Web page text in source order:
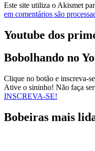
Este site utiliza o Akismet
em comentários são
Youtube dos
Bobolhando no
Clique no botão e inscreva-
Ative o sininho! Não faça
INSCREVA-SE!
Bobeiras mais